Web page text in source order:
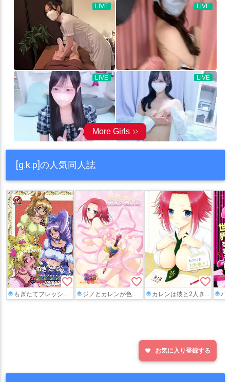
[g.k.p]の人気同人誌
favorite_border
もぎたてフレッシュ！
favorite_border
ジノとカレンが色々なコスプレエッチをしちゃいます！
favorite_border
カレンは彼と2人きりで勉強することになるもおっぱいだけ触らせてと言われてしまい…♡ バニ
favorite お気に入り登録する